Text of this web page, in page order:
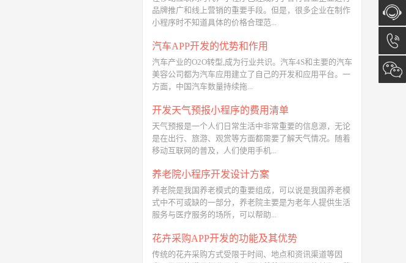
品牌推广和线上营销的重要手段。但是，很多企业在制作
小程序时不知道具体的价格合理范...
汽车APP开发的优势和作用
汽车产业的O2O转型,成为行业共识。汽车4S和主要的汽车
美容公司都为汽车应用建立了自己的开发和应用平台。一
方面，中国汽车数量持续拖...
开发天气预报小程序的费用清单
天气预报是一个人们日常生活中非常重要的信息源，无论
是在出行、旅游、观赏等方面都需要了解天气情况。随着
移动互联网的普及，人们使用手机...
养老院小程序开发设计方案
养老院是我国养老模式的重要组成，可以说是我国养老模
式中不可或缺的一部分，养老院主要是为老年人提供生活
服务与医疗服务的场所，可以帮助...
花卉采购APP开发的功能及其优势
传统的花卉采购方式受限于时间、地点和资讯渠道等因
在线咨
询